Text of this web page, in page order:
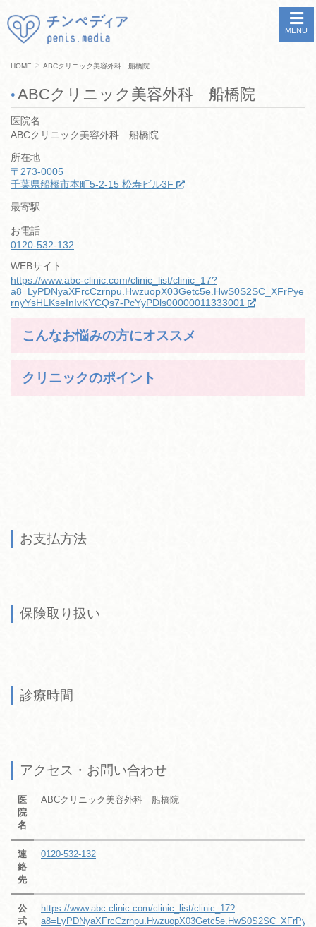
MENU
HOME > ABCクリニック美容外科 船橋院
ABCクリニック美容外科 船橋院
医院名
ABCクリニック美容外科 船橋院
所在地
〒273-0005
千葉県船橋市本町5-2-15 松寿ビル3F
最寄駅
お電話
0120-532-132
WEBサイト
https://www.abc-clinic.com/clinic_list/clinic_17?
a8=LyPDNyaXFrcCzrnpu.HwzuopX03Getc5e.HwS0S2SC_XFrPye
rnyYsHLKseInIvKYCQs7-PcYyPDls00000011333001
こんなお悩みの方にオススメ
クリニックのポイント
お支払方法
保険取り扱い
診療時間
アクセス・お問い合わせ
医
院
名
ABCクリニック美容外科 船橋院
連
絡
先
0120-532-132
公
式
https://www.abc-clinic.com/clinic_list/clinic_17?